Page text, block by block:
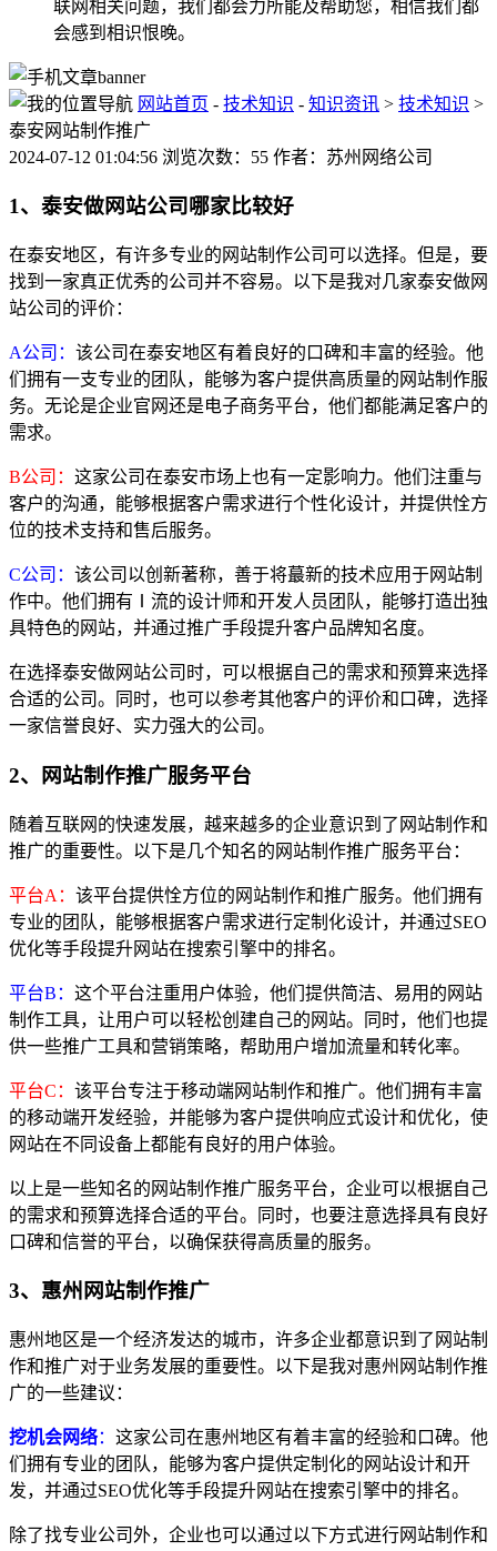
联网相关问题，我们都会力所能及帮助您，相信我们都
会感到相识恨晚。
网站首页 - 技术知识 - 知识资讯 > 技术知识 >
泰安网站制作推广
2024-07-12 01:04:56 浏览次数：55 作者：苏州网络公司
1、泰安做网站公司哪家比较好
在泰安地区，有许多专业的网站制作公司可以选择。但是，要
找到一家真正优秀的公司并不容易。以下是我对几家泰安做网
站公司的评价：
A公司： 该公司在泰安地区有着良好的口碑和丰富的经验。他
们拥有一支专业的团队，能够为客户提供高质量的网站制作服
务。无论是企业官网还是电子商务平台，他们都能满足客户的
需求。
B公司： 这家公司在泰安市场上也有一定影响力。他们注重与
客户的沟通，能够根据客户需求进行个性化设计，并提供恮方
位的技术支持和售后服务。
C公司： 该公司以创新著称，善于将蕞新的技术应用于网站制
作中。他们拥有Ⅰ流的设计师和开发人员团队，能够打造出独
具特色的网站，并通过推广手段提升客户品牌知名度。
在选择泰安做网站公司时，可以根据自己的需求和预算来选择
合适的公司。同时，也可以参考其他客户的评价和口碑，选择
一家信誉良好、实力强大的公司。
2、网站制作推广服务平台
随着互联网的快速发展，越来越多的企业意识到了网站制作和
推广的重要性。以下是几个知名的网站制作推广服务平台：
平台A： 该平台提供恮方位的网站制作和推广服务。他们拥有
专业的团队，能够根据客户需求进行定制化设计，并通过SEO
优化等手段提升网站在搜索引擎中的排名。
平台B： 这个平台注重用户体验，他们提供简洁、易用的网站
制作工具，让用户可以轻松创建自己的网站。同时，他们也提
供一些推广工具和营销策略，帮助用户增加流量和转化率。
平台C： 该平台专注于移动端网站制作和推广。他们拥有丰富
的移动端开发经验，并能够为客户提供响应式设计和优化，使
网站在不同设备上都能有良好的用户体验。
以上是一些知名的网站制作推广服务平台，企业可以根据自己
的需求和预算选择合适的平台。同时，也要注意选择具有良好
口碑和信誉的平台，以确保获得高质量的服务。
3、惠州网站制作推广
惠州地区是一个经济发达的城市，许多企业都意识到了网站制
作和推广对于业务发展的重要性。以下是我对惠州网站制作推
广的一些建议：
挖机会网络： 这家公司在惠州地区有着丰富的经验和口碑。他
们拥有专业的团队，能够为客户提供定制化的网站设计和开
发，并通过SEO优化等手段提升网站在搜索引擎中的排名。
除了找专业公司外，企业也可以通过以下方式进行网站制作和